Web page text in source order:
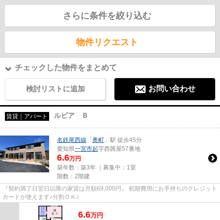
さらに条件を絞り込む
物件リクエスト
チェックした物件をまとめて
検討リストに追加 お問い合わせ
賃貸｜アパート ルビア Ｂ
名鉄尾西線 「 奥町 」駅 徒歩45分
愛知県一宮市起字西茜屋57番地
6.6万円
築年数：築3年 ｜募集中： 1室
階数：2階建
『契約満了日翌日以降の家賃は月額69,000円』 初期費用にお手持ちのクレジット
カードが使えます♪分割ＯＫ♪
6.6万円